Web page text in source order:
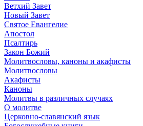
Ветхий Завет
Новый Завет
Святое Евангелие
Апостол
Псалтирь
Закон Божий
Молитвословы, каноны и акафисты
Молитвословы
Акафисты
Каноны
Молитвы в различных случаях
О молитве
Церковно-славянский язык